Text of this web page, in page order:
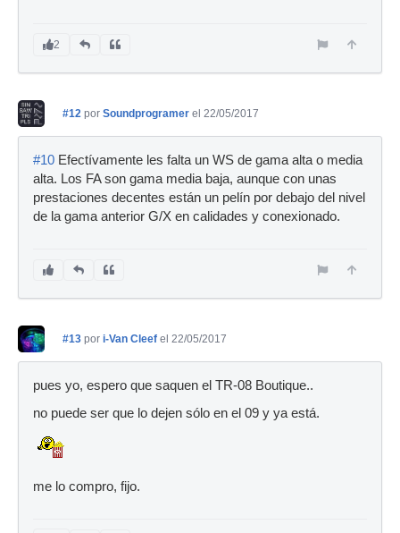
2
#12 por Soundprogramer el 22/05/2017
#10 Efectívamente les falta un WS de gama alta o media
alta. Los FA son gama media baja, aunque con unas
prestaciones decentes están un pelín por debajo del nivel
de la gama anterior G/X en calidades y conexionado.
#13 por i-Van Cleef el 22/05/2017
pues yo, espero que saquen el TR-08 Boutique..
no puede ser que lo dejen sólo en el 09 y ya está.
me lo compro, fijo.